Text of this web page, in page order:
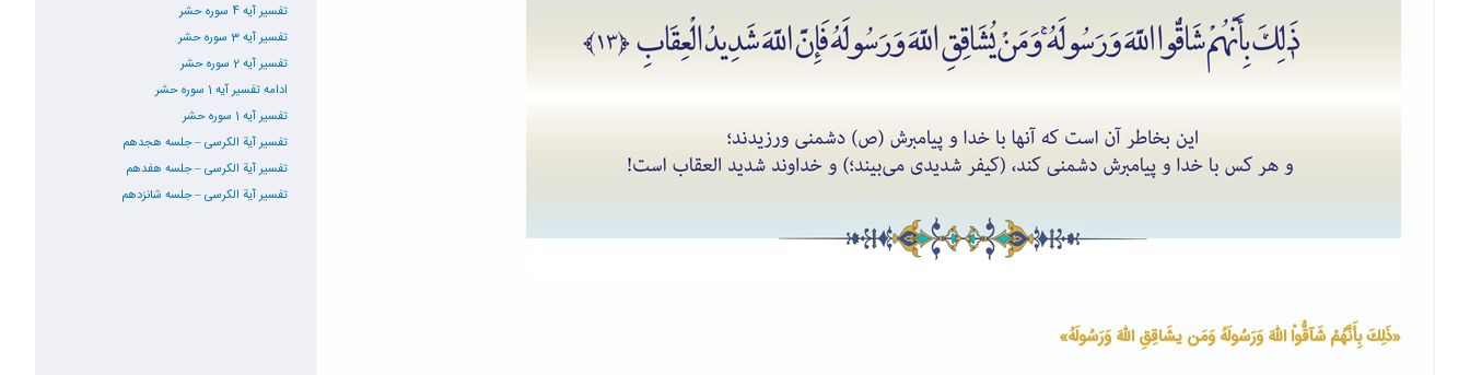
«ذَلِكَ بِأَنَّهُمْ شَآقُّواْ اللّهَ وَرَسُولَهُ وَمَن یشَاقِقِ اللّهَ وَرَسُولَهُ»
تفسیر آیه 4 سوره حشر
تفسیر آیه 3 سوره حشر
تفسیر آیه 2 سوره حشر
ادامه تفسیر آیه 1 سوره حشر
تفسیر آیه 1 سوره حشر
تفسیر آیة الکرسی – جلسه هجدهم
تفسیر آیة الکرسی – جلسه هفدهم
تفسیر آیة الکرسی – جلسه شانزدهم